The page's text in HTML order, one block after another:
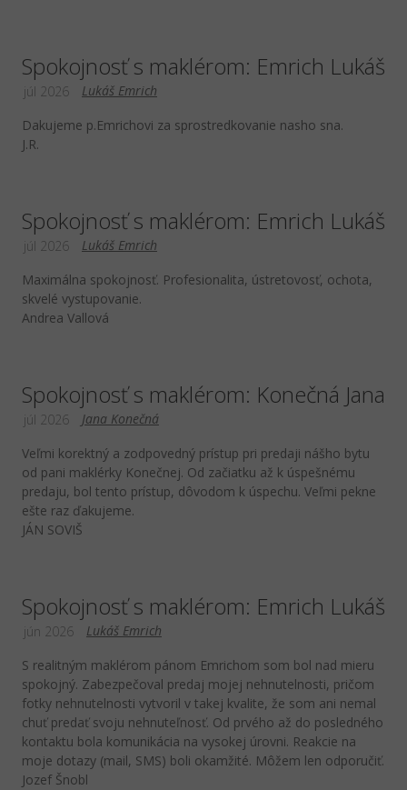
Spokojnosť s maklérom: Emrich Lukáš
Lukáš Emrich
júl 2026
Dakujeme p.Emrichovi za sprostredkovanie nasho sna.
J.R.
Spokojnosť s maklérom: Emrich Lukáš
Lukáš Emrich
júl 2026
Maximálna spokojnosť. Profesionalita, ústretovosť, ochota,
skvelé vystupovanie.
Andrea Vallová
Spokojnosť s maklérom: Konečná Jana
Jana Konečná
júl 2026
Veľmi korektný a zodpovedný prístup pri predaji nášho bytu
od pani maklérky Konečnej. Od začiatku až k úspešnému
predaju, bol tento prístup, dôvodom k úspechu. Veľmi pekne
ešte raz ďakujeme.
JÁN SOVIŠ
Spokojnosť s maklérom: Emrich Lukáš
Lukáš Emrich
jún 2026
S realitným maklérom pánom Emrichom som bol nad mieru
spokojný. Zabezpečoval predaj mojej nehnutelnosti, pričom
fotky nehnutelnosti vytvoril v takej kvalite, že som ani nemal
chuť predať svoju nehnuteľnosť. Od prvého až do posledného
kontaktu bola komunikácia na vysokej úrovni. Reakcie na
moje dotazy (mail, SMS) boli okamžité. Môžem len odporučiť.
Jozef Šnobl